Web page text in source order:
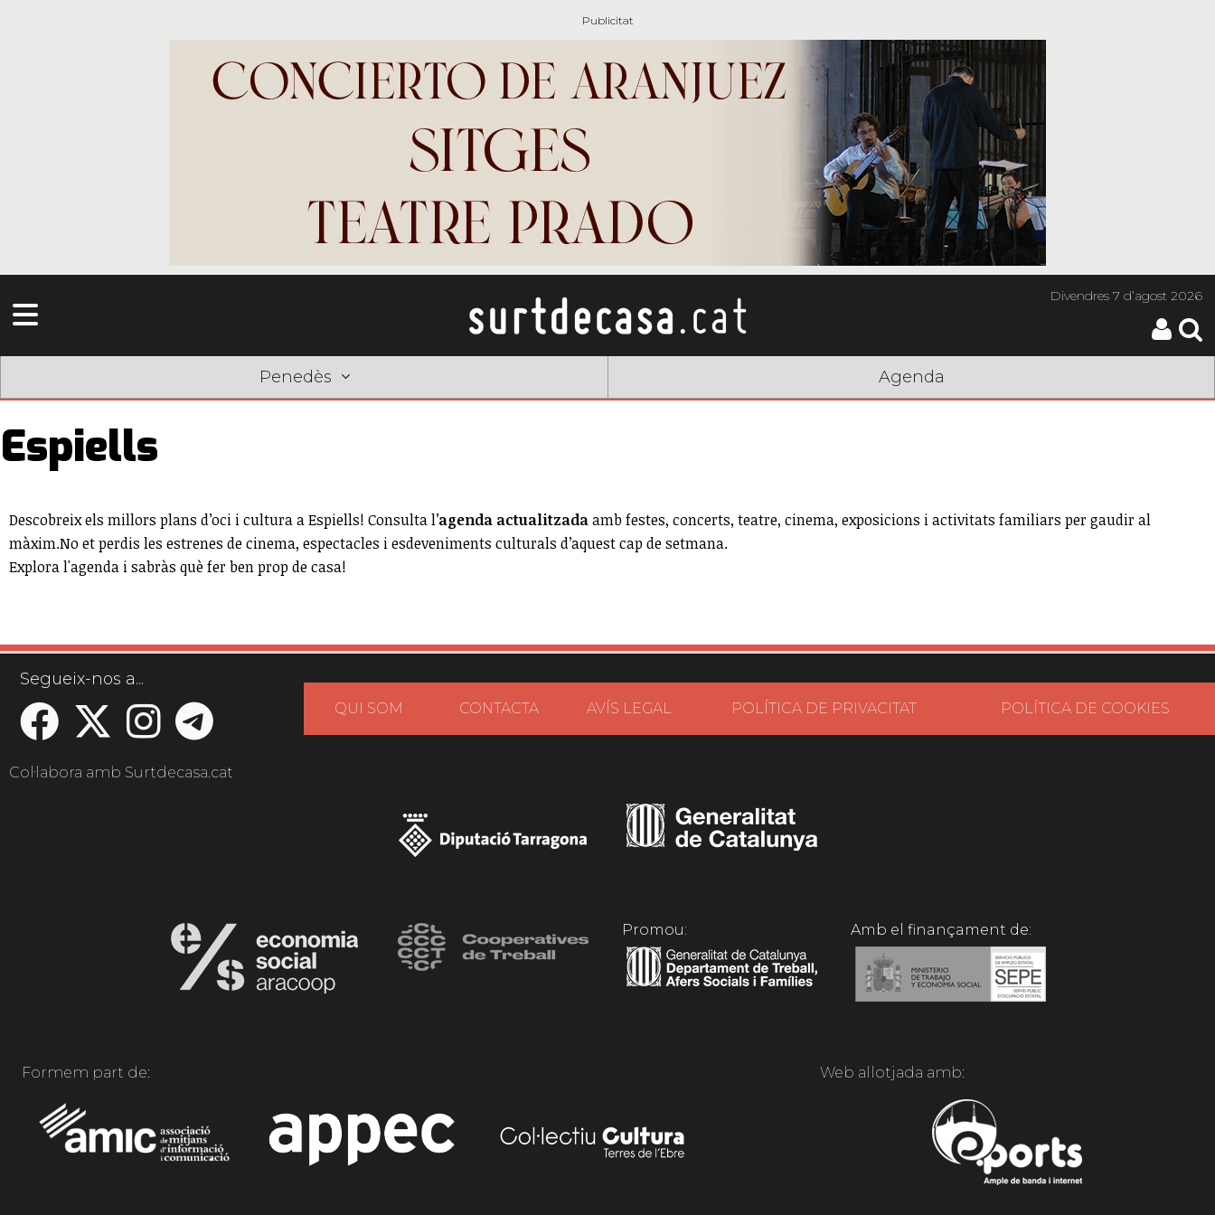
Divendres7 d’agost 2026
Penedès Agenda
Espiells
Descobreix els millors plans d’oci i cultura a Espiells! Consulta l’agenda actualitzadaamb festes, concerts, teatre, cinema, exposicions i activitats familiars per gaudir al
màxim.No et perdis les estrenes de cinema, espectacles i esdeveniments culturals d’aquest cap de setmana.
Explora l'agenda i sabràs què fer ben prop de casa!
Segueix-nos a...
QUI SOM CONTACTA AVÍS LEGAL POLÍTICA DE PRIVACITAT POLÍTICA DE COOKIES
Col·labora amb Surtdecasa.cat
Promou: Amb el finançament de:
Formem part de: Web allotjada amb: